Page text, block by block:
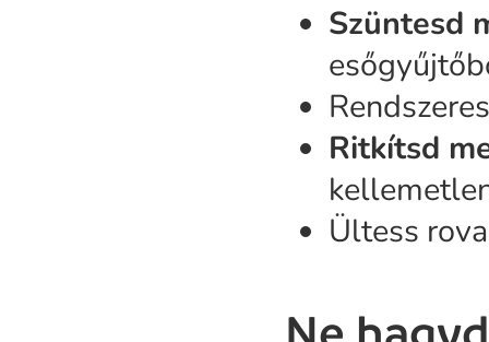
Szüntesd
Ritkítsd
Ültess